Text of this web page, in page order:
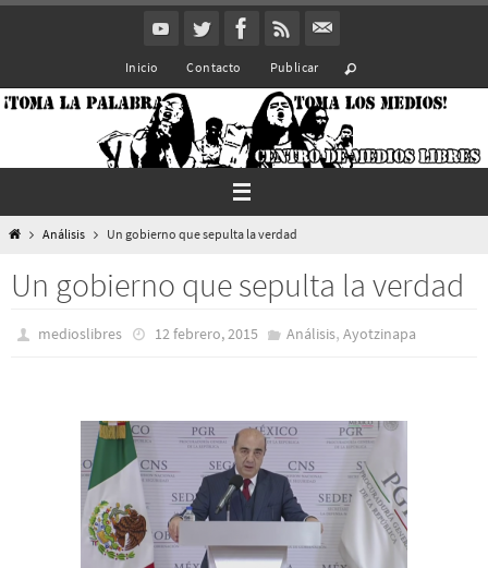
Inicio Contacto Publicar
InicioAnálisis Un gobierno que sepulta la verdad
Un gobierno que sepulta la verdad
medioslibres 12 febrero, 2015 Análisis, Ayotzinapa